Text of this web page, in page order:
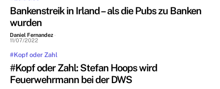
Bankenstreik in Irland – als die Pubs zu Banken
wurden
Daniel Fernandez -
11/07/2022
#Kopf oder Zahl
#Kopf oder Zahl: Stefan Hoops wird
Feuerwehrmann bei der DWS